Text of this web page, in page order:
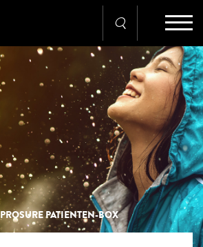
PROSURE PATIENTEN-BOX